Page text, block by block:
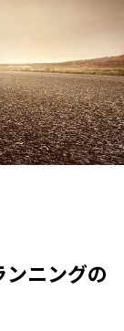
ニングの